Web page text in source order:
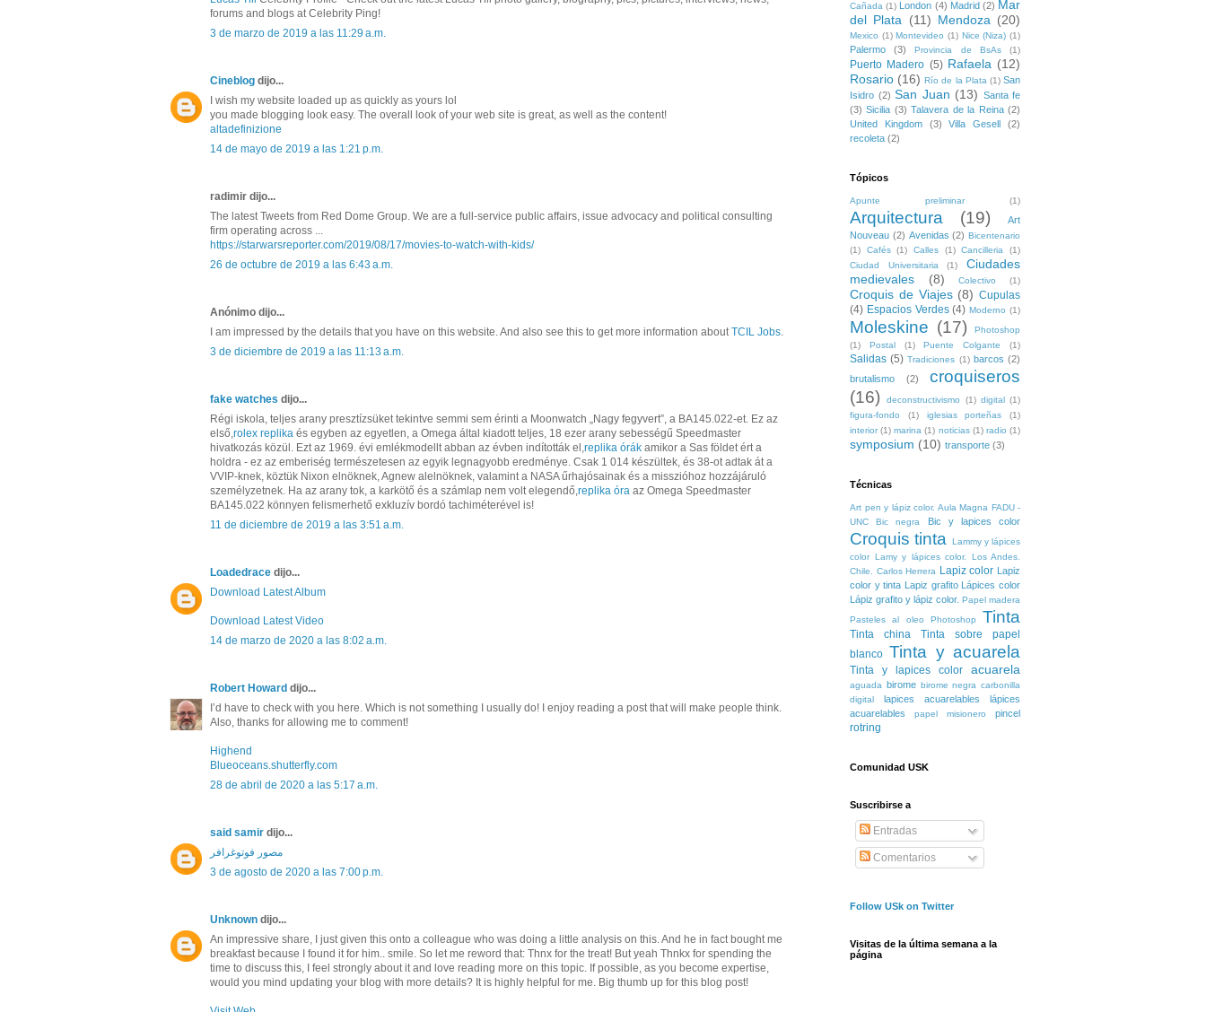
forums and blogs at Celebrity Ping!
3 de marzo de 2019 a las 11:29 a.m.
Cineblog dijo...
I wish my website loaded up as quickly as yours lol
you made blogging look easy. The overall look of your web site is great, as well as the content!
altadefinizione
14 de mayo de 2019 a las 1:21 p.m.
radimir dijo...
The latest Tweets from Red Dome Group. We are a full-service public affairs, issue advocacy and political consulting
firm operating across ...
https://starwarsreporter.com/2019/08/17/movies-to-watch-with-kids/
26 de octubre de 2019 a las 6:43 a.m.
Anónimo dijo...
I am impressed by the details that you have on this website. And also see this to get more information aboutTCIL Jobs.
3 de diciembre de 2019 a las 11:13 a.m.
fake watches dijo...
Régi iskola, teljes arany presztízsüket tekintve semmi sem érinti a Moonwatch „Nagy fegyvert”, a BA145.022-et. Ez az
első,rolex replika és egyben az egyetlen, a Omega által kiadott teljes, 18 ezer arany sebességű Speedmaster
hivatkozás közül. Ezt az 1969. évi emlékmodellt abban az évben indították el,replika órák amikor a Sas földet ért a
holdra - ez az emberiség természetesen az egyik legnagyobb eredménye. Csak 1 014 készültek, és 38-ot adtak át a
VVIP-knek, köztük Nixon elnöknek, Agnew alelnöknek, valamint a NASA űrhajósainak és a misszióhoz hozzájáruló
személyzetnek. Ha az arany tok, a karkötő és a számlap nem volt elegendő,replika óra az Omega Speedmaster
BA145.022 könnyen felismerhető exkluzív bordó tachiméterével is!
11 de diciembre de 2019 a las 3:51 a.m.
Loadedrace dijo...
Download Latest Album
Download Latest Video
14 de marzo de 2020 a las 8:02 a.m.
Robert Howard dijo...
I’d have to check with you here. Which is not something I usually do! I enjoy reading a post that will make people think.
Also, thanks for allowing me to comment!
Highend
Blueoceans.shutterfly.com
28 de abril de 2020 a las 5:17 a.m.
said samir dijo...
مصور فوتوغرافر
3 de agosto de 2020 a las 7:00 p.m.
Unknown dijo...
An impressive share, I just given this onto a colleague who was doing a little analysis on this. And he in fact bought me
breakfast because I found it for him.. smile. So let me reword that: Thnx for the treat! But yeah Thnkx for spending the
time to discuss this, I feel strongly about it and love reading more on this topic. If possible, as you become expertise,
would you mind updating your blog with more details? It is highly helpful for me. Big thumb up for this blog post!
Cañada (1) London (4) Madrid (2) Mar
del Plata (11) Mendoza (20)
Mexico (1) Montevideo (1) Nice (Niza) (1)
Palermo (3) Provincia de BsAs (1)
Puerto Madero (5) Rafaela (12)
Rosario (16) Río de la Plata (1) San
Isidro (2) San Juan (13) Santa fe
(3) Sicilia (3) Talavera de la Reina (2)
United Kingdom
(3) Villa Gesell
(2)
recoleta (2)
Tópicos
Apunte preliminar (1)
Arquitectura (19)
Art
Nouveau (2) Avenidas (2) Bicentenario
(1)
Cafés (1) Calles (1) Cancilleria
(1)
Ciudad Universitaria
(1)
Ciudades
medievales
(8) Colectivo (1)
Croquis de Viajes (8) Cupulas
(4) Espacios Verdes (4) Moderno (1)
Moleskine (17)
Photoshop
(1)
Postal (1) Puente Colgante (1)
Salidas (5) Tradiciones (1) barcos (2)
brutalismo
(2)
croquiseros
(16)
deconstructivismo (1) digital
(1)
figura-fondo
(1) iglesias porteñas
(1)
interior (1) marina (1) noticias (1) radio (1)
symposium (10) transporte (3)
Técnicas
Art pen y lápiz color. Aula Magna FADU -
UNC
Bic negra Bic y lapices color
Croquis tinta
Lammy y lápices
color
Lamy y lápices color. Los Andes.
Chile. Carlos Herrera Lapiz color
Lapiz
color y tinta
Lapiz grafito
Lápices color
Lápiz grafito y lápiz color. Papel madera
Pasteles al oleo
Photoshop Tinta
Tinta china
Tinta sobre papel
blanco Tinta y acuarela
Tinta y lapices color acuarela
aguada birome birome negra carbonilla
digital
lapices acuarelables
lápices
acuarelables
papel misionero pincel
rotring
Comunidad USK
Suscribirse a
Entradas
Comentarios
Follow USk on Twitter
Visitas de la última semana a la
página